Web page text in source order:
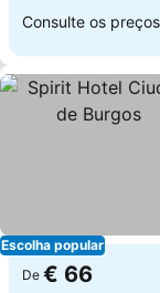
Consulte os
Escolha popular
De € 66